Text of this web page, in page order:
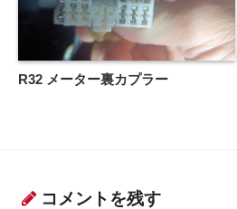
R32 メーター裏カプラー
コメントを残す